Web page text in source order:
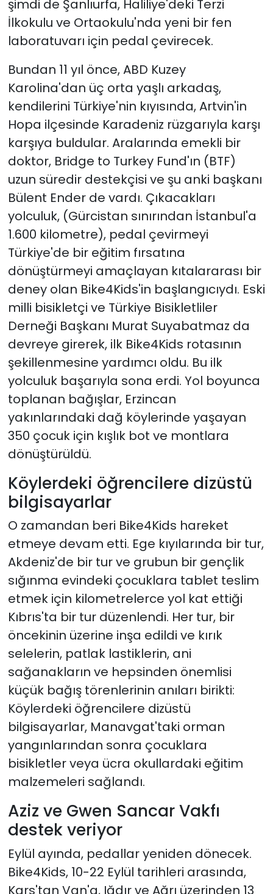
şimdi de Şanlıurfa, Haliliye'deki Terzi
İlkokulu ve Ortaokulu'nda yeni bir fen
laboratuvarı için pedal çevirecek.
Bundan 11 yıl önce, ABD Kuzey
Karolina'dan üç orta yaşlı arkadaş,
kendilerini Türkiye'nin kıyısında, Artvin'in
Hopa ilçesinde Karadeniz rüzgarıyla karşı
karşıya buldular. Aralarında emekli bir
doktor, Bridge to Turkey Fund'ın (BTF)
uzun süredir destekçisi ve şu anki başkanı
Bülent Ender de vardı. Çıkacakları
yolculuk, (Gürcistan sınırından İstanbul'a
1.600 kilometre), pedal çevirmeyi
Türkiye'de bir eğitim fırsatına
dönüştürmeyi amaçlayan kıtalararası bir
deney olan Bike4Kids'in başlangıcıydı. Eski
milli bisikletçi ve Türkiye Bisikletliler
Derneği Başkanı Murat Suyabatmaz da
devreye girerek, ilk Bike4Kids rotasının
şekillenmesine yardımcı oldu. Bu ilk
yolculuk başarıyla sona erdi. Yol boyunca
toplanan bağışlar, Erzincan
yakınlarındaki dağ köylerinde yaşayan
350 çocuk için kışlık bot ve montlara
dönüştürüldü.
Köylerdeki öğrencilere dizüstü
bilgisayarlar
O zamandan beri Bike4Kids hareket
etmeye devam etti. Ege kıyılarında bir tur,
Akdeniz'de bir tur ve grubun bir gençlik
sığınma evindeki çocuklara tablet teslim
etmek için kilometrelerce yol kat ettiği
Kıbrıs'ta bir tur düzenlendi. Her tur, bir
öncekinin üzerine inşa edildi ve kırık
selelerin, patlak lastiklerin, ani
sağanakların ve hepsinden önemlisi
küçük bağış törenlerinin anıları birikti:
Köylerdeki öğrencilere dizüstü
bilgisayarlar, Manavgat'taki orman
yangınlarından sonra çocuklara
bisikletler veya ücra okullardaki eğitim
malzemeleri sağlandı.
Aziz ve Gwen Sancar Vakfı
destek veriyor
Eylül ayında, pedallar yeniden dönecek.
Bike4Kids, 10-22 Eylül tarihleri ​​arasında,
Kars'tan Van'a, Iğdır ve Ağrı üzerinden 13